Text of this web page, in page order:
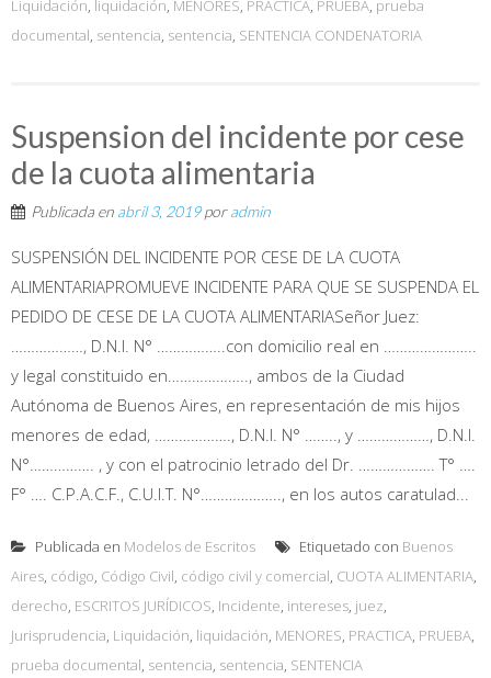
Liquidación, liquidación, MENORES, PRACTICA, PRUEBA, prueba
documental, sentencia, sentencia, SENTENCIA CONDENATORIA
Suspension del incidente por cese
de la cuota alimentaria
Publicada en abril 3, 2019poradmin
SUSPENSIÓN DEL INCIDENTE POR CESE DE LA CUOTA
ALIMENTARIAPROMUEVE INCIDENTE PARA QUE SE SUSPENDA EL
PEDIDO DE CESE DE LA CUOTA ALIMENTARIASeñor Juez:
………………, D.N.I. N° ……………..con domicilio real en …………………..
y legal constituido en……………….., ambos de la Ciudad
Autónoma de Buenos Aires, en representación de mis hijos
menores de edad, ………………., D.N.I. N° …….., y ………………, D.N.I.
N°……………. , y con el patrocinio letrado del Dr. ………………. T° ….
F° …. C.P.A.C.F., C.U.I.T. N°……………….., en los autos caratulad...
Publicada en Modelos de Escritos Etiquetado con Buenos
Aires, código, Código Civil, código civil y comercial, CUOTA ALIMENTARIA,
derecho, ESCRITOS JURÍDICOS, Incidente, intereses, juez,
Jurisprudencia, Liquidación, liquidación, MENORES, PRACTICA, PRUEBA,
prueba documental, sentencia, sentencia, SENTENCIA